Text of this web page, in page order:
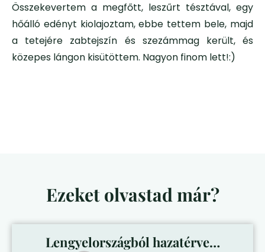
Összekevertem a megfőtt, leszűrt tésztával, egy
hőálló edényt kiolajoztam, ebbe tettem bele, majd
a tetejére zabtejszín és szezámmag került, és
közepes lángon kisütöttem. Nagyon finom lett!:)
Ezeket olvastad már?
Lengyelországból hazatérve…